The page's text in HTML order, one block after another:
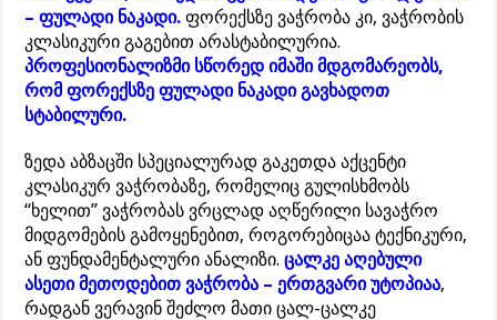
– ფულადი ნაკადი. ფორექსზე ვაჭრობა კი, ვაჭრობის
კლასიკური გაგებით არასტაბილურია.
პროფესიონალიზმი სწორედ იმაში მდგომარეობს,
რომ ფორექსზე ფულადი ნაკადი გავხადოთ
სტაბილური.
ზედა აბზაცში სპეციალურად გაკეთდა აქცენტი
კლასიკურ ვაჭრობაზე, რომელიც გულისხმობს
“ხელით” ვაჭრობას ვრცლად აღწერილი სავაჭრო
მიდგომების გამოყენებით, როგორებიცაა ტექნიკური,
ან ფუნდამენტალური ანალიზი.ცალკე აღებული
ასეთი მეთოდებით ვაჭრობა – ერთგვარი უტოპიაა,
რადგან ვერავინ შეძლო მათი ცალ-ცალკე